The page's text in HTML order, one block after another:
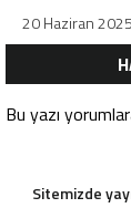
20 Haziran
Bu yazı
Sitemizde